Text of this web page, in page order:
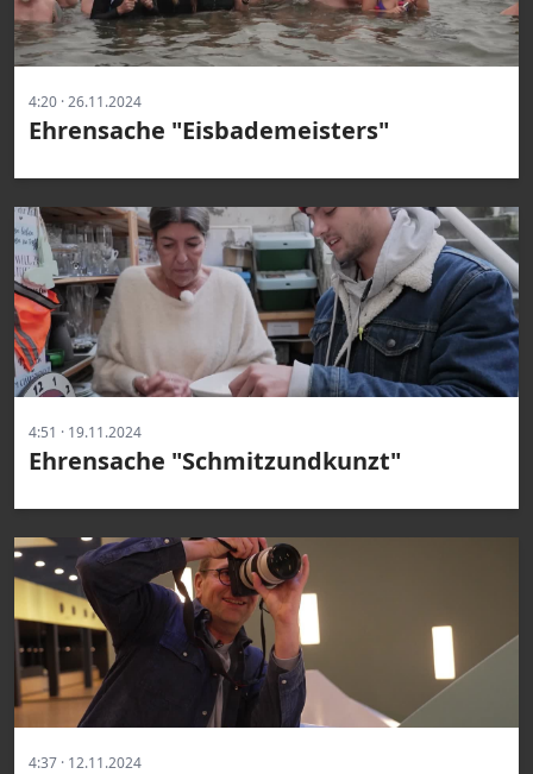
4:20 · 26.11.2024
Ehrensache "Eisbademeisters"
4:51 · 19.11.2024
Ehrensache "Schmitzundkunzt"
4:37 · 12.11.2024